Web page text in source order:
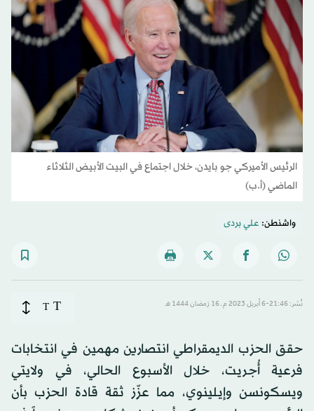
الرئيس الأميركي جو بايدن، خلال اجتماع في البيت الأبيض الثلاثاء
الماضي (أ.ب)
واشنطن: علي بردى
نُشر: 21:46-6 أبريل 2023 م ـ 16 رَمضان 1444 هـ T
T
حقق الحزب الديمقراطي انتصارين مهمين في انتخابات
فرعية أُجريت، خلال الأسبوع الحالي، في ولايتي
ويسكونسن وإيلينوي، مما عزّز ثقة قادة الحزب بأن